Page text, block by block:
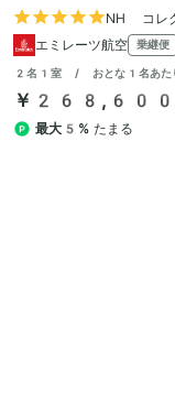
NH コレ
エミレーツ航空
乗継便
2名1室 / おとな1名あたり
￥
最大5% たまる